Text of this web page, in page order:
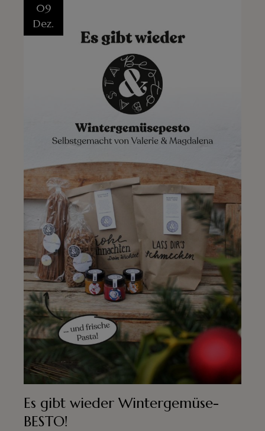
09
Dez.
Es gibt wieder Wintergemüse-
BESTO!